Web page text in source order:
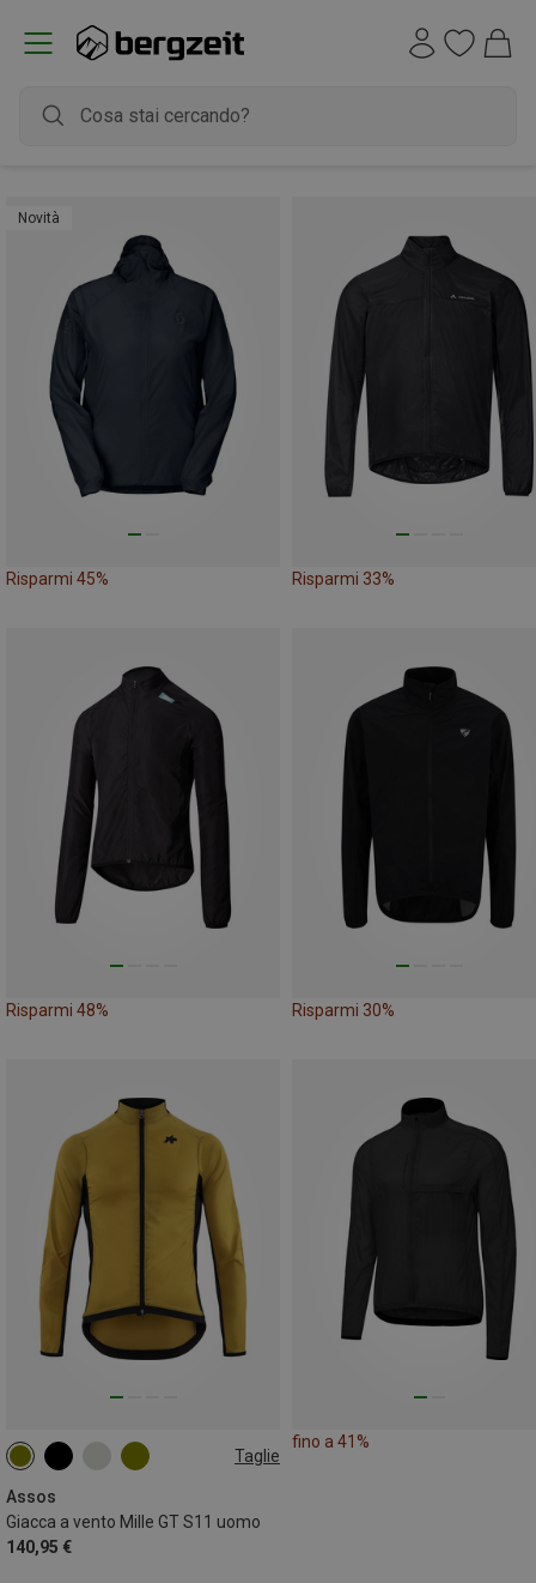
Novità
Risparmi 45% Risparmi 33%
Risparmi 48% Risparmi 30%
Taglie
Assos
Giacca a vento Mille GT S11 uomo
140,95 €
S M L XL
fino a 41%